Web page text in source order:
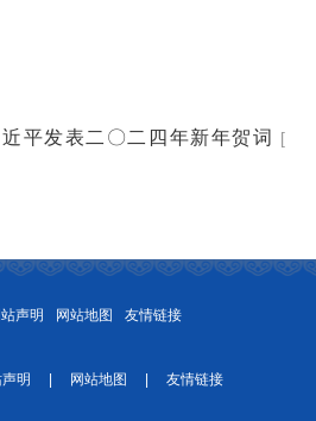
平发表二〇二四年新年贺词
[
声明 网站地图 友情链接
明 | 网站地图 | 友情链接